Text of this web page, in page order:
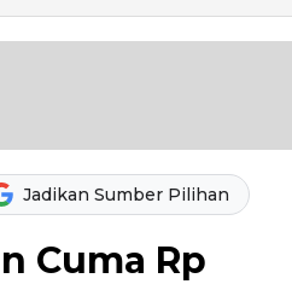
Jadikan Sumber Pilihan
Cuma Rp